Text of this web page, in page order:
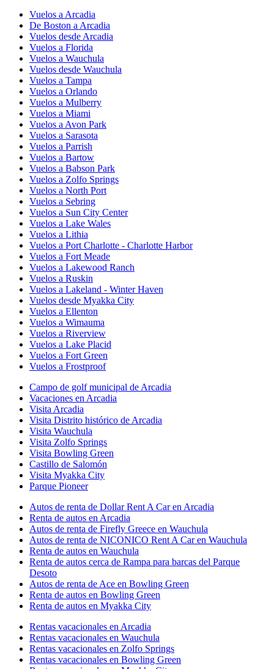
Vuelos a Arcadia
De Boston a Arcadia
Vuelos desde Arcadia
Vuelos a Florida
Vuelos a Wauchula
Vuelos desde Wauchula
Vuelos a Tampa
Vuelos a Orlando
Vuelos a Mulberry
Vuelos a Miami
Vuelos a Avon Park
Vuelos a Sarasota
Vuelos a Parrish
Vuelos a Bartow
Vuelos a Babson Park
Vuelos a Zolfo Springs
Vuelos a North Port
Vuelos a Sebring
Vuelos a Sun City Center
Vuelos a Lake Wales
Vuelos a Lithia
Vuelos a Port Charlotte - Charlotte Harbor
Vuelos a Fort Meade
Vuelos a Lakewood Ranch
Vuelos a Ruskin
Vuelos a Lakeland - Winter Haven
Vuelos desde Myakka City
Vuelos a Ellenton
Vuelos a Wimauma
Vuelos a Riverview
Vuelos a Lake Placid
Vuelos a Fort Green
Vuelos a Frostproof
Campo de golf municipal de Arcadia
Vacaciones en Arcadia
Visita Arcadia
Visita Distrito histórico de Arcadia
Visita Wauchula
Visita Zolfo Springs
Visita Bowling Green
Castillo de Salomón
Visita Myakka City
Parque Pioneer
Autos de renta de Dollar Rent A Car en Arcadia
Renta de autos en Arcadia
Autos de renta de Firefly Greece en Wauchula
Autos de renta de NICONICO Rent A Car en Wauchula
Renta de autos en Wauchula
Renta de autos cerca de Rampa para barcas del Parque
Desoto
Autos de renta de Ace en Bowling Green
Renta de autos en Bowling Green
Renta de autos en Myakka City
Rentas vacacionales en Arcadia
Rentas vacacionales en Wauchula
Rentas vacacionales en Zolfo Springs
Rentas vacacionales en Bowling Green